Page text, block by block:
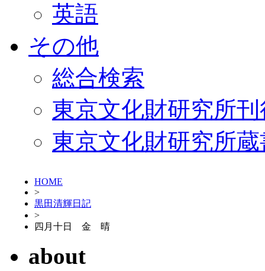
英語
その他
総合検索
東京文化財研究所
東京文化財研究所
HOME
>
黒田清輝日記
>
四月十日 金 晴
about